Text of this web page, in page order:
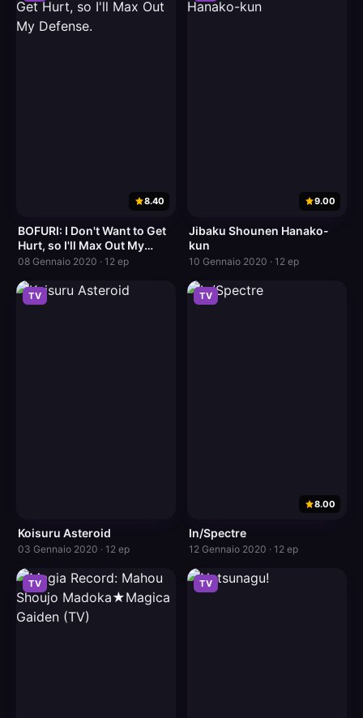
8.40
BOFURI: I Don't Want to Get
Hurt, so I'll Max Out My
Defense.
08 Gennaio 2020 · 12 ep
9.00
Jibaku Shounen Hanako-
kun
10 Gennaio 2020 · 12 ep
TV
Koisuru Asteroid
03 Gennaio 2020 · 12 ep
TV
8.00
In/Spectre
12 Gennaio 2020 · 12 ep
TV TV